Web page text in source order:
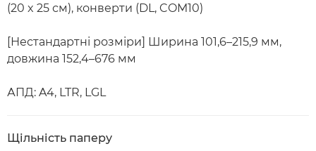
(20 x 25 см), конверти (DL, COM10)
[Нестандартні розміри] Ширина 101,6–215,9 мм,
довжина 152,4–676 мм
АПД: A4, LTR, LGL
Щільність паперу